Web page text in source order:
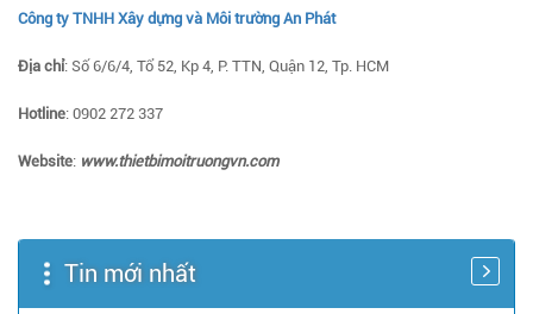
Công ty TNHH Xây dựng và Môi trường An Phát
Địa chỉ: Số 6/6/4, Tổ 52, Kp 4, P. TTN, Quận 12, Tp. HCM
Hotline: 0902 272 337
Website: www.thietbimoitruongvn.com
Tin mới nhất